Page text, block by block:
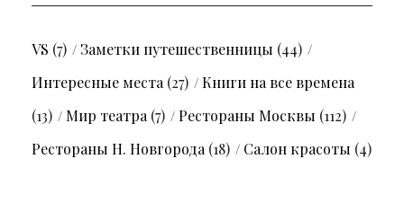
VS (7) Заметки путешественницы (44)
Интересные места(27)
Книги на все времена
(13)
Мир театра(7) Рестораны Москвы (112)
Рестораны Н. Новгорода(18) Салон красоты (4)